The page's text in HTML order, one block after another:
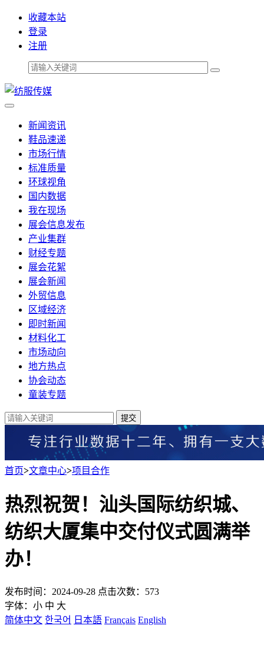
收藏本站
登录
注册
新闻资讯
鞋品速递
市场行情
标准质量
环球视角
国内数据
我在现场
展会信息发布
产业集群
财经专题
展会花絮
展会新闻
外贸信息
区域经济
即时新闻
材料化工
市场动向
地方热点
协会动态
童装专题
提交
首页>文章中心>项目合作
热烈祝贺！汕头国际纺织城、
纺织大厦集中交付仪式圆满举
办！
发布时间：2024-09-28 点击次数：573
字体： 小 中 大
简体中文 한국어 日本語 Français English